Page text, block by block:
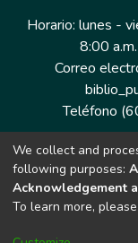
Horario: lunes -
8:00
Correo
Teléfono
Dirección: Cra
We collect and
following purposes:
Acknowledgement
To learn more,